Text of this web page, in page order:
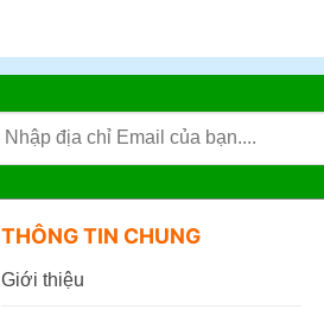
THÔNG TIN CHUNG
Giới thiệu